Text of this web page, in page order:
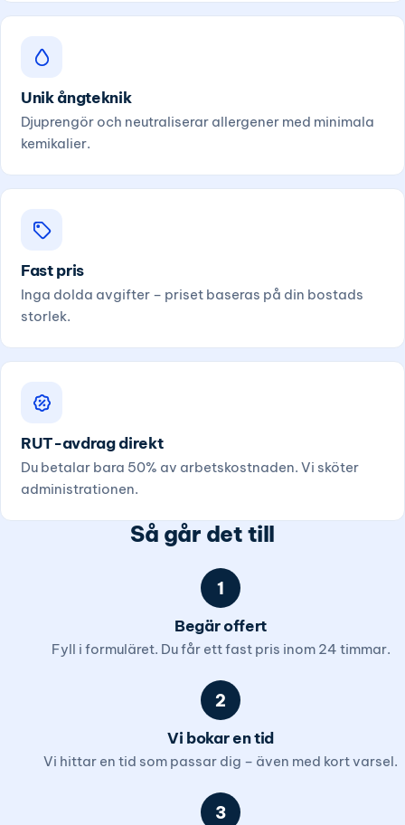
Unik ångteknik
Djuprengör och neutraliserar allergener med minimala
kemikalier.
Fast pris
Inga dolda avgifter – priset baseras på din bostads
storlek.
RUT-avdrag direkt
Du betalar bara 50% av arbetskostnaden. Vi sköter
administrationen.
Så går det till
1
Begär offert
Fyll i formuläret. Du får ett fast pris inom 24 timmar.
2
Vi bokar en tid
Vi hittar en tid som passar dig – även med kort varsel.
3